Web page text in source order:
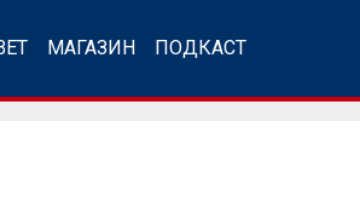
МАГАЗИН ПОДКАСТ